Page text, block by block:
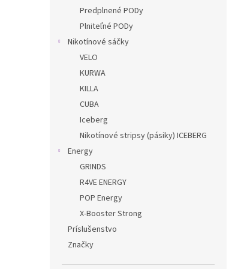
Predplnené PODy
Plniteľné PODy
Nikotínové sáčky
VELO
KURWA
KILLA
CUBA
Iceberg
Nikotínové stripsy (pásiky) ICEBERG
Energy
GRINDS
R4VE ENERGY
POP Energy
X-Booster Strong
Príslušenstvo
Značky